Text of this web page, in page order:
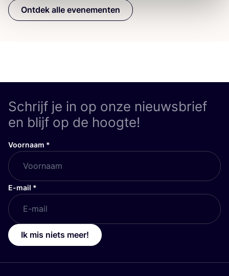
Ontdek alle evenementen
Schrijf je in op onze nieuwsbrief
en blijf op de hoogte!
Voornaam *
E-mail *
Ik mis niets meer!